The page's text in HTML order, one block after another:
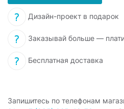
Дизайн-проект в подарок
Заказывай больше —
Бесплатная доставка
Запишитесь по телефонам